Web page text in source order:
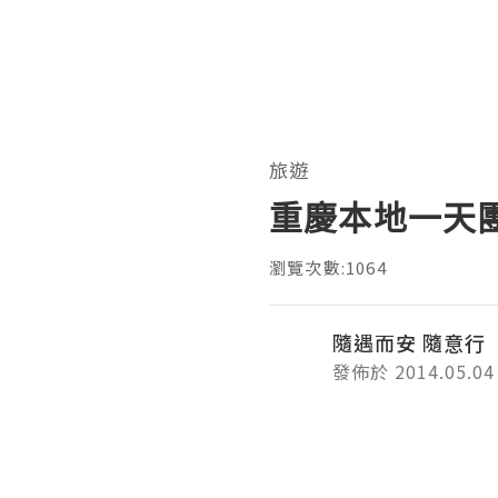
旅遊
重慶本地一天
瀏覽次數:1064
隨遇而安 隨意行
發佈於 2014.05.04